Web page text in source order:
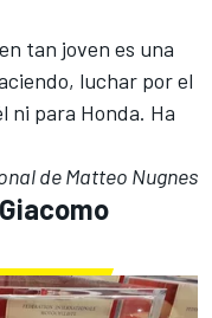
tan joven es una
luchar por el
ni para Honda. Ha
de Matteo Nugnes